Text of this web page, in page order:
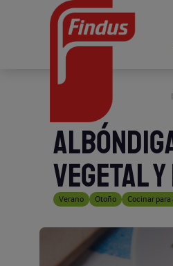
VEGETAL
Verano Otoño Cocinar para